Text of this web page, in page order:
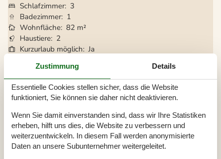
Schlafzimmer 3
Badezimmer 1
Wohnfläche 82 m²
Haustiere 2
Kurzurlaub möglich Ja
Einkaufen 4 km
Internet Ja
Waschmaschine Ja
Trockner Ja
Geschirrspüler Ja
Nichtraucher
Ja
Klimafreundlich Ja
Zustimmung Details
Essentielle Cookies stellen sicher, dass die Website
funktioniert, Sie können sie daher nicht deaktivieren.
Wenn Sie damit einverstanden sind, dass wir Ihre Statistiken
erheben, hilft uns dies, die Website zu verbessern und
weiterzuentwickeln. In diesem Fall werden anonymisierte
Daten an unsere Subunternehmer weitergeleitet.